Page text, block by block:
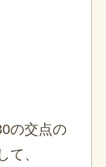
の交点の
て、